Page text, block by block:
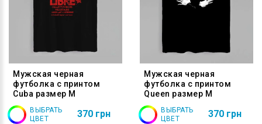
Мужская черная
футболка с принтом
Cuba размер M
ВЫБРАТЬ
ЦВЕТ
370 грн
Мужская черная
футболка с принтом
Queen размер M
ВЫБРАТЬ
ЦВЕТ
370 грн